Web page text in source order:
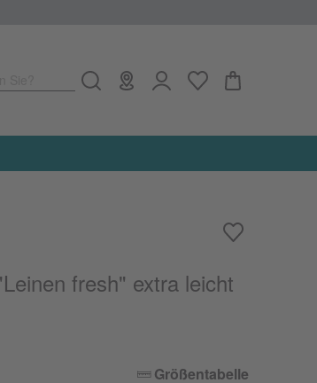
fresh" extra leicht
Größentabelle